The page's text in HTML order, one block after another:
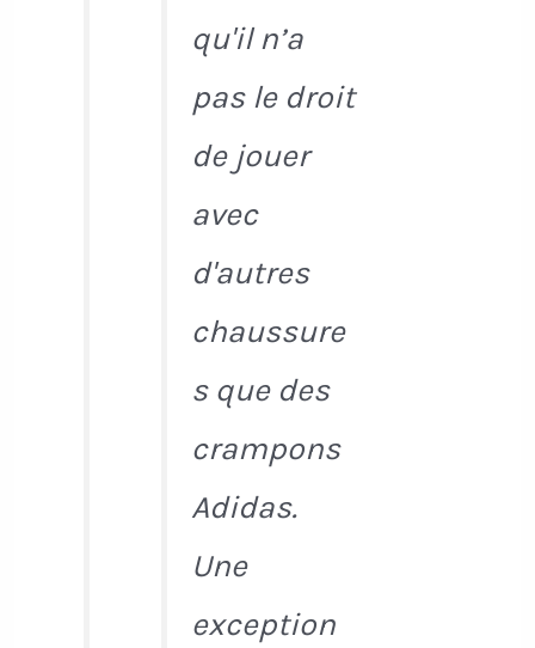
qu'il n’a
pas le droit
de jouer
avec
d'autres
chaussure
s que des
crampons
Adidas.
Une
exception